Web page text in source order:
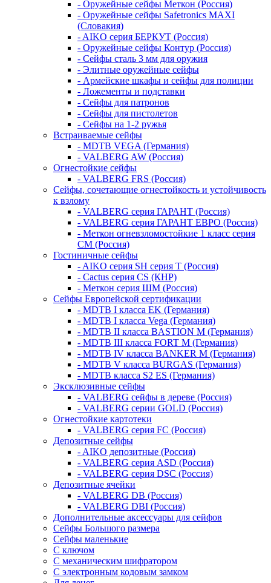
- Оружейные сейфы Меткон (Россия)
- Оружейные сейфы Safetronics MAXI
(Словакия)
- AIKO серия БЕРКУТ (Россия)
- Оружейные сейфы Контур (Россия)
- Сейфы сталь 3 мм для оружия
- Элитные оружейные сейфы
- Армейские шкафы и сейфы для полиции
- Ложементы и подставки
- Сейфы для патронов
- Сейфы для пистолетов
- Сейфы на 1-2 ружья
Встраиваемые сейфы
- MDTB VEGA (Германия)
- VALBERG AW (Россия)
Огнестойкие сейфы
- VALBERG FRS (Россия)
Сейфы, сочетающие огнестойкость и устойчивость
к взлому
- VALBERG серия ГАРАНТ (Россия)
- VALBERG серия ГАРАНТ ЕВРО (Россия)
- Меткон огневзломостойкие 1 класс серия
СМ (Россия)
Гостиничные сейфы
- AIKO серия SH серия Т (Россия)
- Cactus серия CS (КНР)
- Меткон серия ШМ (Россия)
Сейфы Европейской сертификации
- MDTB I класса EK (Германия)
- MDTB I класса Vega (Германия)
- MDTB II класса BASTION M (Германия)
- MDTB III класса FORT M (Германия)
- MDTB IV класса BANKER M (Германия)
- MDTB V класса BURGAS (Германия)
- MDTB класса S2 ES (Германия)
Эксклюзивные сейфы
- VALBERG сейфы в дереве (Россия)
- VALBERG серии GOLD (Россия)
Огнестойкие картотеки
- VALBERG серия FC (Россия)
Депозитные сейфы
- AIKO депозитные (Россия)
- VALBERG серия ASD (Россия)
- VALBERG серия DSC (Россия)
Депозитные ячейки
- VALBERG DB (Россия)
- VALBERG DBI (Россия)
Дополнительные аксессуары для сейфов
Сейфы Большого размера
Сейфы маленькие
С ключом
С механическим шифратором
С электронным кодовым замком